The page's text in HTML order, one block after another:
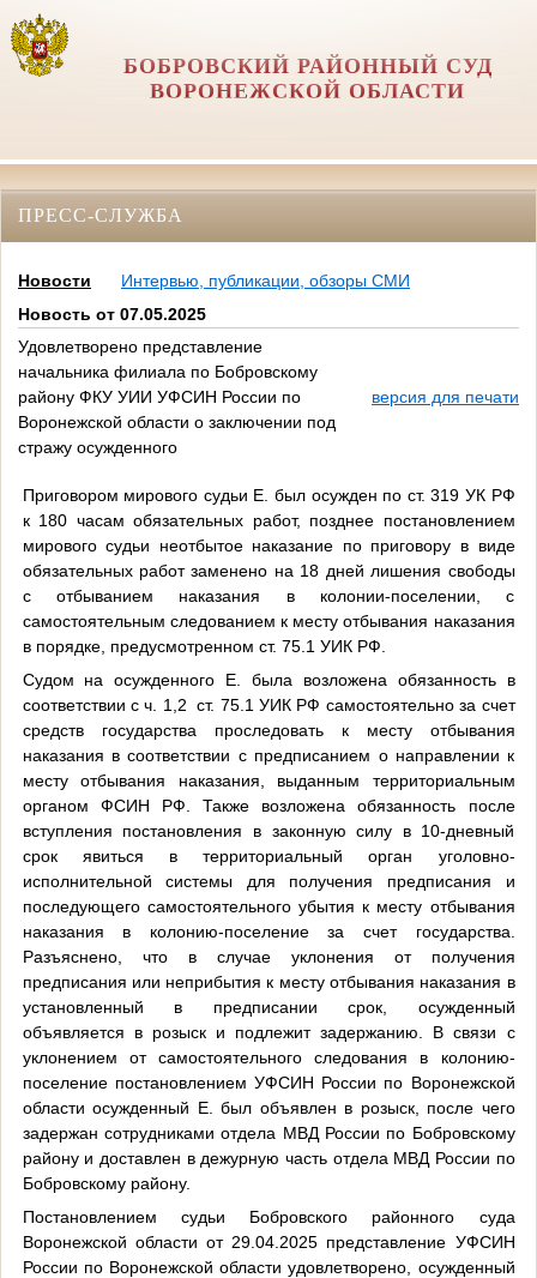
БОБРОВСКИЙ РАЙОННЫЙ СУД
ВОРОНЕЖСКОЙ ОБЛАСТИ
ПРЕСС-СЛУЖБА
Новости
Интервью, публикации, обзоры СМИ
Новость от 07.05.2025
Удовлетворено представление
начальника филиала по Бобровскому
району ФКУ УИИ УФСИН России по
Воронежской области о заключении под
стражу осужденного
версия для печати
Приговором мирового судьи Е. был осужден по ст. 319 УК РФ
к 180 часам обязательных работ, позднее постановлением
мирового судьи неотбытое наказание по приговору в виде
обязательных работ заменено на 18 дней лишения свободы
с отбыванием наказания в колонии-поселении, с
самостоятельным следованием к месту отбывания наказания
в порядке, предусмотренном ст. 75.1 УИК РФ.
Судом на осужденного Е. была возложена обязанность в
соответствии с ч. 1,2 ст. 75.1 УИК РФ самостоятельно за счет
средств государства проследовать к месту отбывания
наказания в соответствии с предписанием о направлении к
месту отбывания наказания, выданным территориальным
органом ФСИН РФ. Также возложена обязанность после
вступления постановления в законную силу в 10-дневный
срок явиться в территориальный орган уголовно-
исполнительной системы для получения предписания и
последующего самостоятельного убытия к месту отбывания
наказания в колонию-поселение за счет государства.
Разъяснено, что в случае уклонения от получения
предписания или неприбытия к месту отбывания наказания в
установленный в предписании срок, осужденный
объявляется в розыск и подлежит задержанию. В связи с
уклонением от самостоятельного следования в колонию-
поселение постановлением УФСИН России по Воронежской
области осужденный Е. был объявлен в розыск, после чего
задержан сотрудниками отдела МВД России по Бобровскому
району и доставлен в дежурную часть отдела МВД России по
Бобровскому району.
Постановлением судьи Бобровского районного суда
Воронежской области от 29.04.2025 представление УФСИН
России по Воронежской области удовлетворено, осужденный